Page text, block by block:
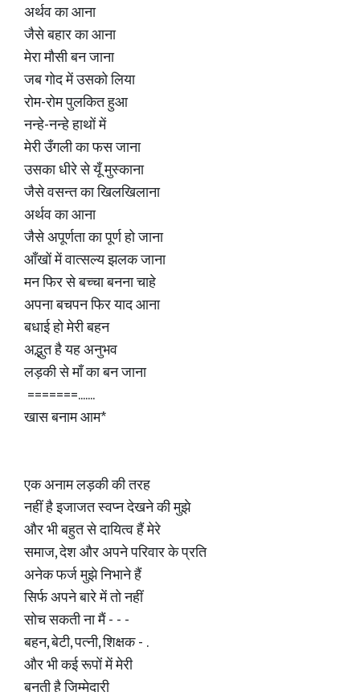
अर्थव का आना
जैसे बहार का आना
मेरा मौसी बन जाना
जब गोद में उसको लिया
रोम-रोम पुलकित हुआ
नन्हे-नन्हे हाथों में
मेरी उँगली का फस जाना
उसका धीरे से यूँ मुस्काना
जैसे वसन्त का खिलखिलाना
अर्थव का आना
जैसे अपूर्णता का पूर्ण हो जाना
आँखों में वात्सल्य झलक जाना
मन फिर से बच्चा बनना चाहे
अपना बचपन फिर याद आना
बधाई हो मेरी बहन
अद्भुत है यह अनुभव
लड़की से माँ का बन जाना
=======.......
खास बनाम आम*
एक अनाम लड़की की तरह
नहीं है इजाजत स्वप्न देखने की मुझे
और भी बहुत से दायित्व हैं मेरे
समाज, देश और अपने परिवार के प्रति
अनेक फर्ज मुझे निभाने हैं
सिर्फ अपने बारे में तो नहीं
सोच सकती ना मैं - - -
बहन, बेटी, पत्नी, शिक्षक - .
और भी कई रूपों में मेरी